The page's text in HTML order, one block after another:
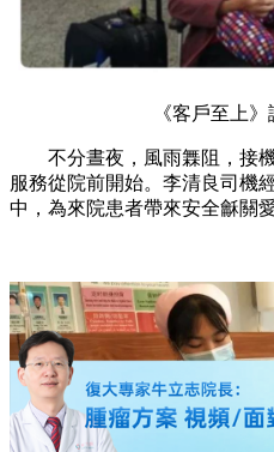
《客戶至上
不分晝夜，風雨橆阻，接機
服務從院前開始。李清良司機
中，為來院患者帶來安全龢關愛